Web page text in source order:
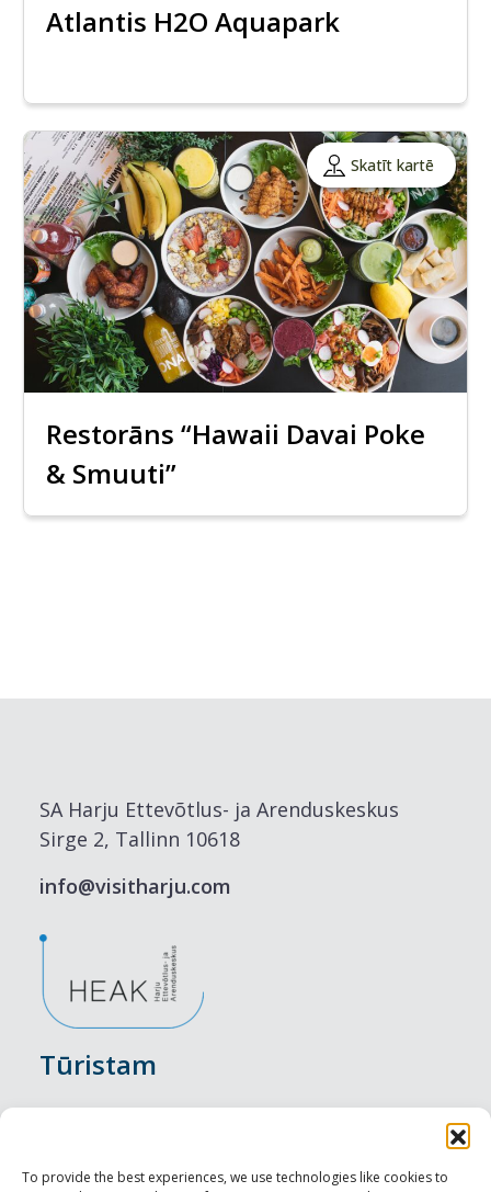
To provide the best experiences, we use technologies like cookies to
Atlantis H2O Aquapark
Skatīt kartē
Restorāns “Hawaii Davai Poke
& Smuuti”
SA Harju Ettevõtlus- ja Arenduskeskus
Sirge 2, Tallinn 10618
info@visitharju.com
Tūristam
Nakšņošana